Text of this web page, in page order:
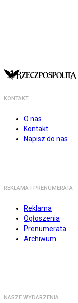
KONTAKT
O nas
Kontakt
Napisz do nas
REKLAMA I PRENUMERATA
Reklama
Ogłoszenia
Prenumerata
Archiwum
NASZE WYDARZENIA